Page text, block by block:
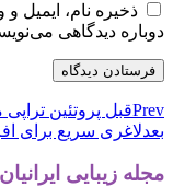
ذخیره نام، ایمیل
دوباره دیدگاهی
Prevقبل پروتئین
بعدلاغری سریع برای
مجله زیبایی ایرانیان